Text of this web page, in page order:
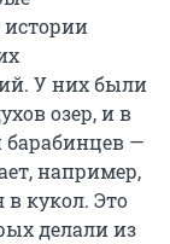
У них были
озер, и в
барабинцев —
например,
кукол. Это
делали из